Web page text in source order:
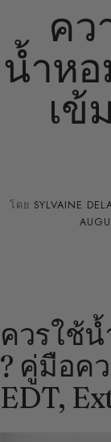
คว
น้ำหอ
เข้
โดย SYLVAINE
ควรใช้
? คู่มือค
EDT,